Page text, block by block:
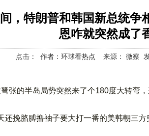
，特朗普和韩国新总统争
恩咋就突然成了
点击： 作者：环球看热点 来源： 微察 发
张的半岛局势突然来了个180度大转弯
还挽胳膊撸袖子要大打一番的美韩朝三